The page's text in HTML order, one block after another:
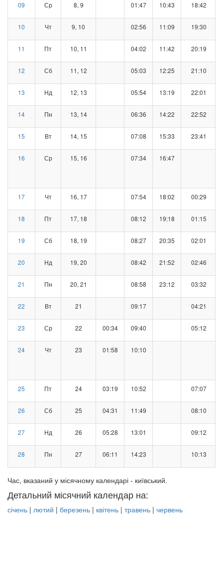
09 Ср 8, 9 01:47 10:43 18:42
10 Чт 9, 10 02:56 11:09 19:30
11 Пт 10, 11 04:02 11:42 20:19
12 Сб 11, 12 05:03 12:25 21:10
13 Нд 12, 13 05:54 13:19 22:01
14 Пн 13, 14 06:36 14:22 22:52
15 Вт 14, 15 07:08 15:33 23:41
16 Ср 15, 16 07:34 16:47
17 Чт 16, 17 07:54 18:02 00:29
18 Пт 17, 18 08:12 19:18 01:15
19 Сб 18, 19 08:27 20:35 02:01
20 Нд 19, 20 08:42 21:52 02:46
21 Пн 20, 21 08:58 23:12 03:32
22 Вт 21 09:17 04:21
23 Ср 22 00:34 09:40 05:12
24 Чт 23 01:58 10:10
25 Пт 24 03:19 10:52 07:07
26 Сб 25 04:31 11:49 08:10
27 Нд 26 05:28 13:01 09:12
28 Пн 27 06:11 14:23 10:13
Час, вказаний у місячному календарі - київський.
Детальний місячний календар на:
січень | лютий | березень | квітень | травень | червень